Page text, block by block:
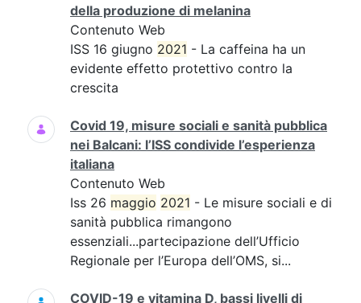
della produzione di melanina
Contenuto Web
ISS 16 giugno 2021 - La caffeina ha un
evidente effetto protettivo contro la
crescita
Covid 19, misure sociali e sanità pubblica
nei Balcani: l’ISS condivide l’esperienza
italiana
Contenuto Web
Iss 26 maggio 2021 - Le misure sociali e di
sanità pubblica rimangono
essenziali...partecipazione dell’Ufficio
Regionale per l’Europa dell’OMS, si...
COVID-19 e vitamina D, bassi livelli di